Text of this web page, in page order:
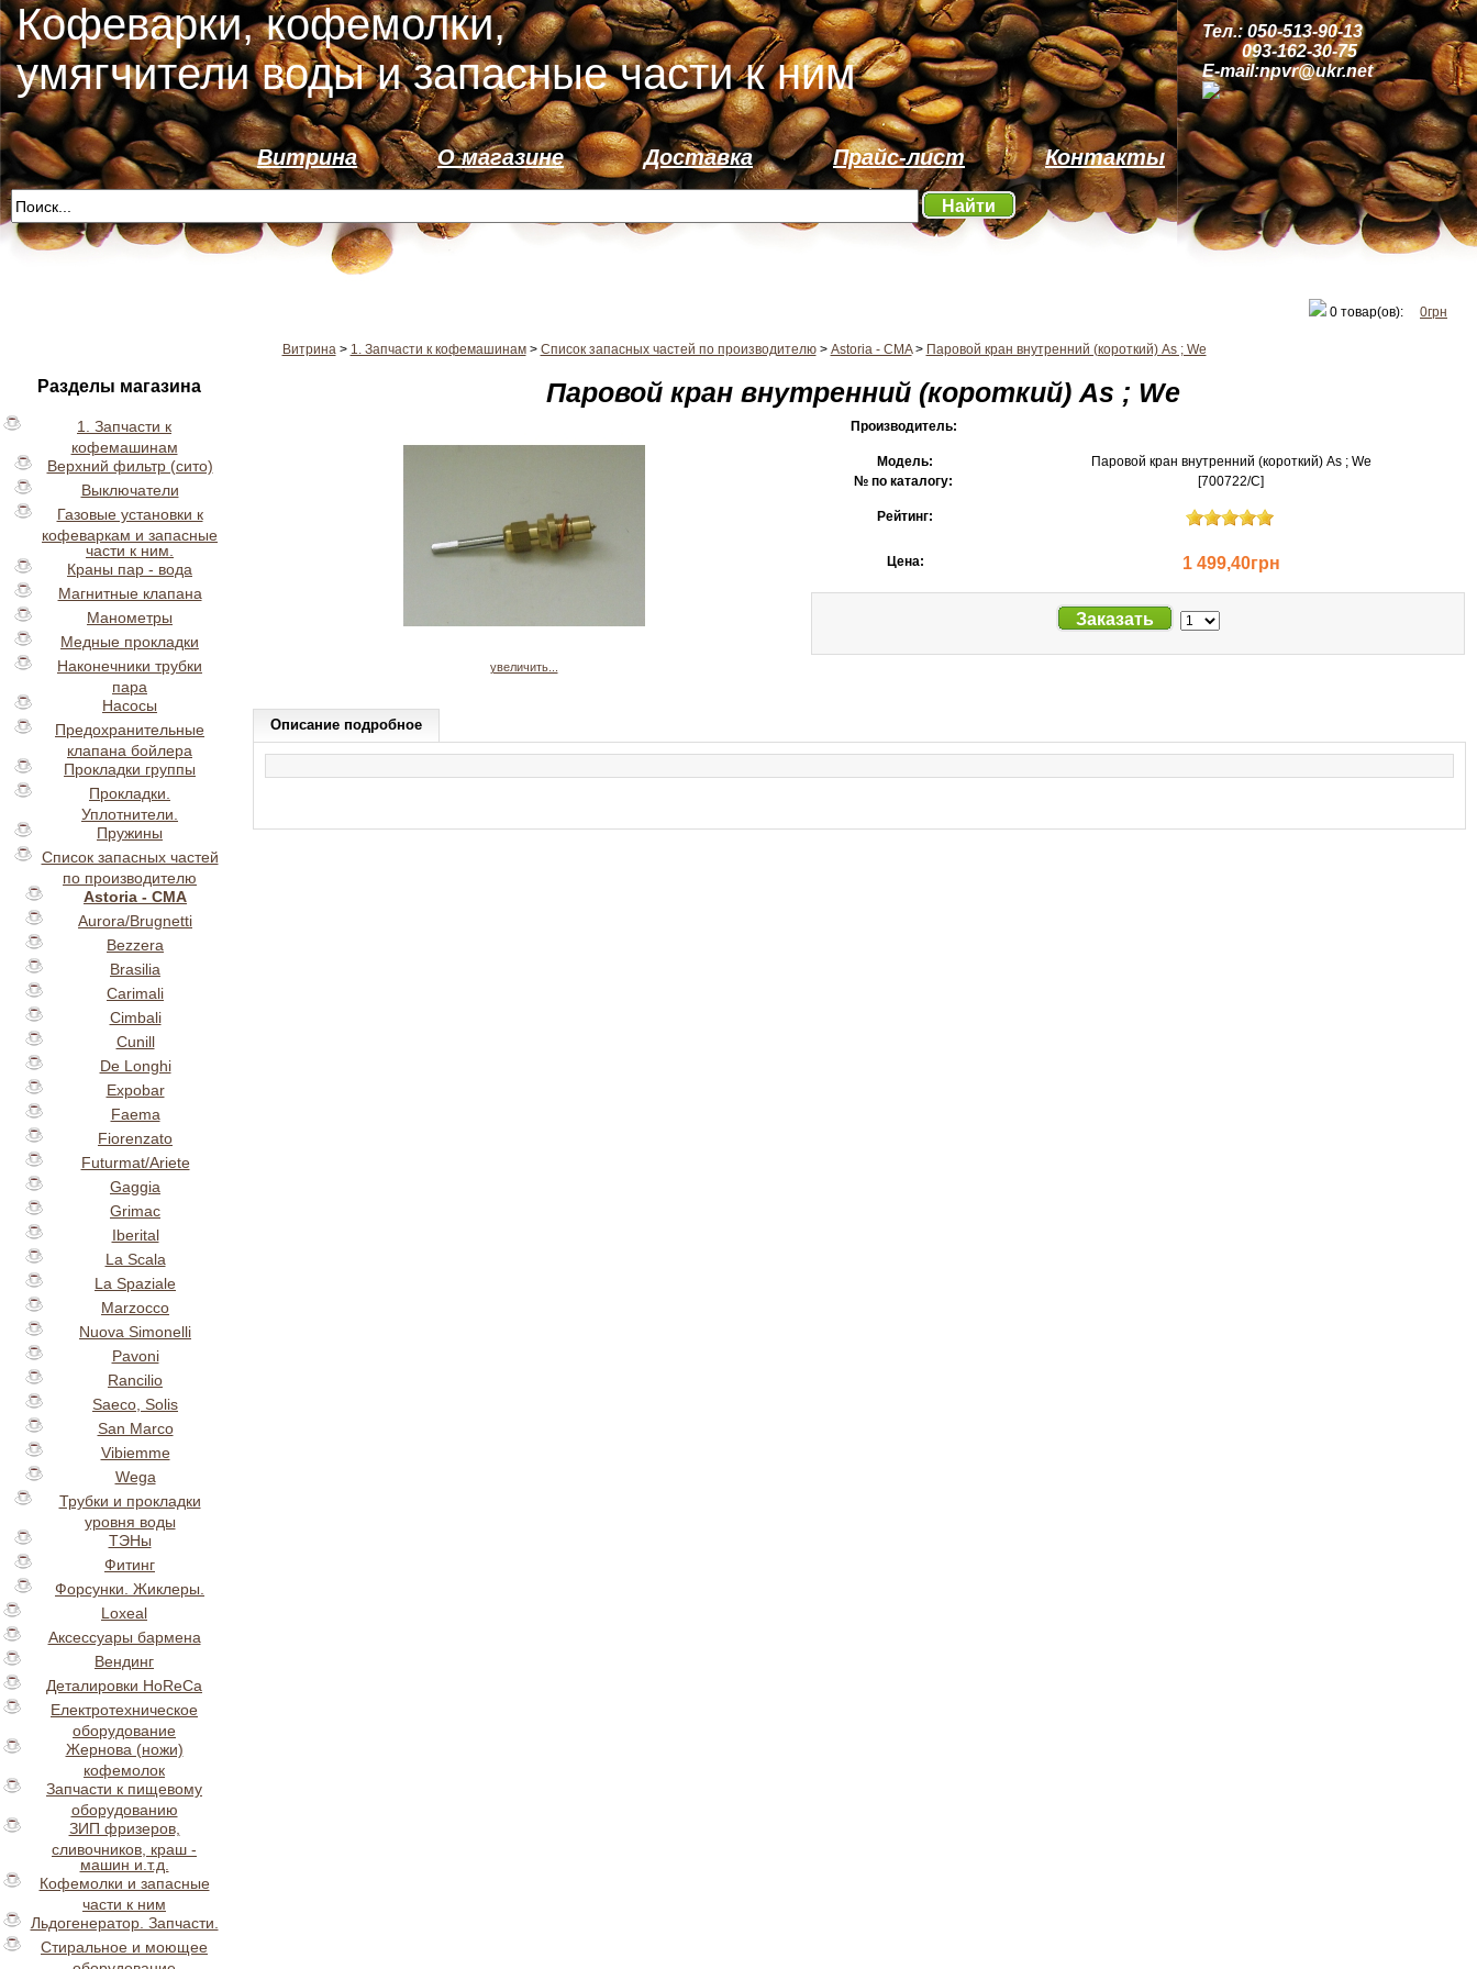
Кофеварки, кофемолки,
умягчители воды и запасные части к ним
Тел.: 050-513-90-13
093-162-30-75
E-mail:npvr@ukr.net
Витрина О магазине Доставка Прайс-лист Контакты
Найти
0 товар(ов): 0грн
Витрина> 1. Запчасти к кофемашинам> Список запасных частей по производителю> Astoria - CMA> Паровой кран внутренний (короткий) As ; We
Разделы магазина
1. Запчасти к
кофемашинам
Верхний фильтр (сито)
Выключатели
Газовые установки к
кофеваркам и запасные
части к ним.
Краны пар - вода
Магнитные клапана
Манометры
Медные прокладки
Наконечники трубки
пара
Насосы
Предохранительные
клапана бойлера
Прокладки группы
Прокладки.
Уплотнители.
Пружины
Список запасных частей
по производителю
Astoria - CMA
Aurora/Brugnetti
Bezzera
Brasilia
Carimali
Cimbali
Cunill
De Longhi
Expobar
Faema
Fiorenzato
Futurmat/Ariete
Gaggia
Grimac
Iberital
La Scala
La Spaziale
Marzocco
Nuova Simonelli
Pavoni
Rancilio
Saeco, Solis
San Marco
Vibiemme
Wega
Трубки и прокладки
уровня воды
ТЭНы
Фитинг
Форсунки. Жиклеры.
Loxeal
Аксессуары бармена
Вендинг
Деталировки HoReCa
Електротехническое
оборудование
Жернова (ножи)
кофемолок
Запчасти к пищевому
оборудованию
ЗИП фризеров,
сливочников, краш -
машин и.т.д.
Кофемолки и запасные
части к ним
Льдогенератор. Запчасти.
Стиральное и моющее
Паровой кран внутренний (короткий) As ; We
увеличить...
Производитель:
Модель:
Паровой кран внутренний (короткий) As ; We
№ по каталогу:
[700722/C]
Рейтинг:
Цена: 1 499,40грн
Заказать
Описание подробное